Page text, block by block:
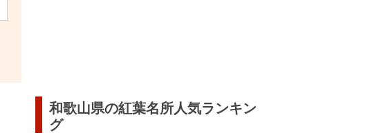
和歌山県の紅葉名所人気ランキン
グ